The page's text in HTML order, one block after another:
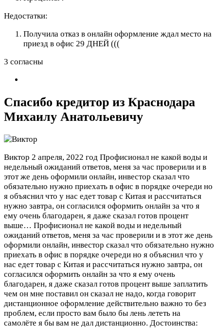
Недостатки:
Получила отказ в онлайн оформление ждал место на
приезд в офис 29 ДНЕЙ (((
3 согласны
Спасибо кредитор из Краснодара
Михаилу Анатольевичу
Виктор 2 апреля, 2022 год Профисионал не какой воды и
недельный ожиданий ответов, меня за час проверили и в
этот же день оформили онлайн, инвестор сказал что
обязательно нужно приехать в офис в порядке очереди но
я объяснил что у нас едет товар с Китая и рассчитаться
нужно завтра, он согласился оформить онлайн за что я
ему очень благодарен, я даже сказал готов процент
выше… Профисионал не какой воды и недельный
ожиданий ответов, меня за час проверили и в этот же день
оформили онлайн, инвестор сказал что обязательно нужно
приехать в офис в порядке очереди но я объяснил что у
нас едет товар с Китая и рассчитаться нужно завтра, он
согласился оформить онлайн за что я ему очень
благодарен, я даже сказал готов процент выше заплатить
чем он мне поставил он сказал не надо, когда говорит
дистанционное оформление действительно важно то без
проблем, если просто вам было бы лень лететь на
самолёте я бы вам не дал дистанционно. Достоинства: